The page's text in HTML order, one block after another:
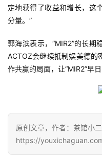
休
闲
戏
2
十
三
届
定地获得了收益和增长，这
分量。”
郭海滨表示，“MIR2”的长期
ACTOZ会继续抵制娱美德的
作共赢的局面，让“MIR2”早日
原创文章，作者：茶馆小二
https://